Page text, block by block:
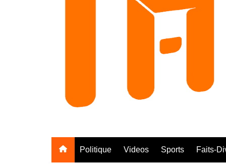
Politique Videos Sports Faits-